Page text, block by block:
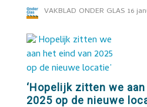
VAKBLAD ONDER GLAS 16
‘Hopelijk zitten we
2025 op de nieuwe